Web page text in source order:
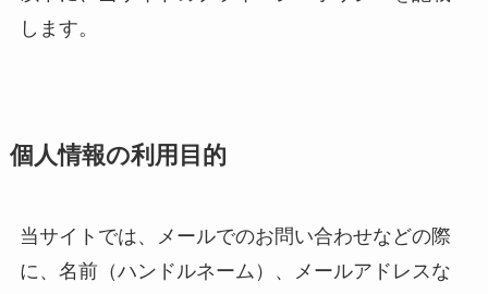
します。
個人情報の利用目的
当サイトでは、メールでのお問い合わせなどの際
に、名前（ハンドルネーム）、メールアドレスな